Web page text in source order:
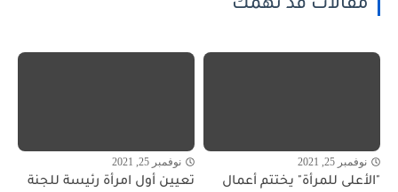
مقالات قد تهمك
نوفمبر 25, 2021
"الأعلى للمرأة" يختتم أعمال
نوفمبر 25, 2021
تعيين أول امرأة رئيسة للجنة